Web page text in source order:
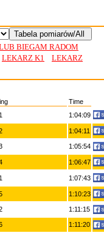
BIEGAM RADOM
LEKARZ K1
LEKARZ
Time
1:04:09
1:04:11
1:05:54
1:06:47
1:07:43
1:10:23
1:11:15
1:11:20